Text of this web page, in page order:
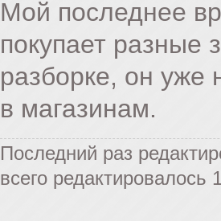
Мой последнее
покупает разные
разборке, он уже
в магазинам.
Последний раз
всего редактировалось